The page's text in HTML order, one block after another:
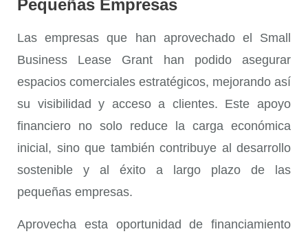
Pequeñas Empresas
Las empresas que han aprovechado el Small
Business Lease Grant han podido asegurar
espacios comerciales estratégicos, mejorando así
su visibilidad y acceso a clientes. Este apoyo
financiero no solo reduce la carga económica
inicial, sino que también contribuye al desarrollo
sostenible y al éxito a largo plazo de las
pequeñas empresas.
Aprovecha esta oportunidad de financiamiento